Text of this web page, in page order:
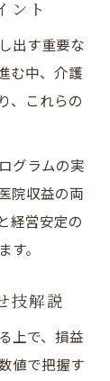
ント
出す重要な
む中、介護
、これらの
グラムの実
院収益の両
経営安定の
。
技解説
上で、損益
値で把握す